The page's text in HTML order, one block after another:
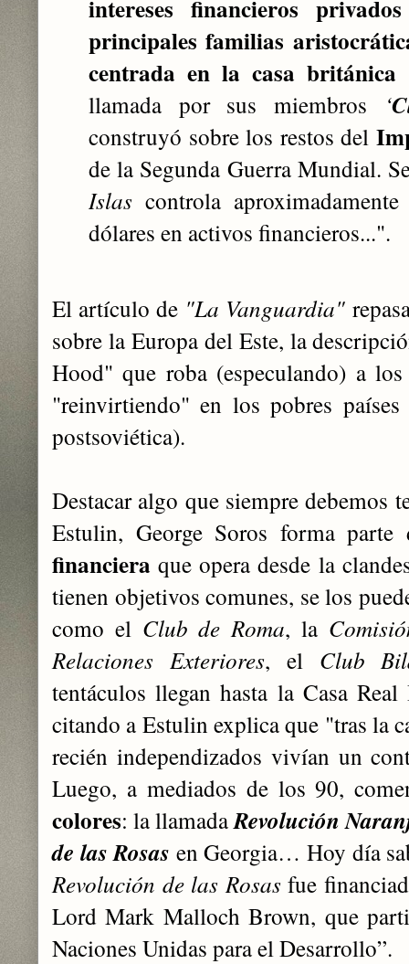
intereses financieros
principales familias
centrada en la casa británica
llamada por sus miembros ‘
construyó sobre los restos del
de la Segunda Guerra Mundial.
Islas controla
dólares en activos financieros...".
El artículo de "La Vanguardia"
sobre la Europa del Este, la
Hood" que roba (especulando) a
"reinvirtiendo" en los pobres
postsoviética).
Destacar algo que siempre debemos
Estulin, George Soros forma
financiera que opera desde la
tienen objetivos comunes, se los
como el Club de Roma, la
Relaciones Exteriores, el Club
tentáculos llegan hasta la Casa
citando a Estulin explica que "tras la
recién independizados vivían un
Luego, a mediados de los 90,
colores: la llamadaRevolución
de las Rosas en Georgia… Hoy día
Revolución de las Rosasfue
Lord Mark Malloch Brown, que
Naciones Unidas para el Desarrollo”.